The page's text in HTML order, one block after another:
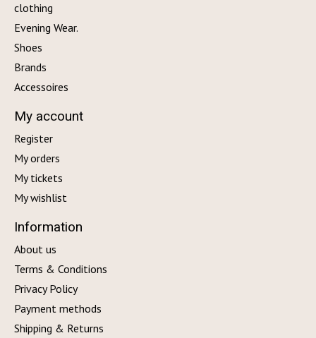
clothing
Evening Wear.
Shoes
Brands
Accessoires
My account
Register
My orders
My tickets
My wishlist
Information
About us
Terms & Conditions
Privacy Policy
Payment methods
Shipping & Returns